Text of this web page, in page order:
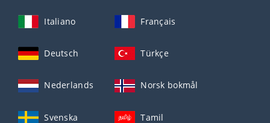
Italiano Français
Deutsch Türkçe
Nederlands Norsk bokmål
Svenska Tamil